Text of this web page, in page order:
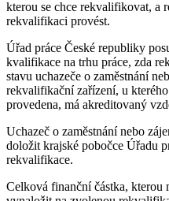
kterou se chce rekvalifikovat, a
rekvalifikaci provést.
Úřad práce České republiky
kvalifikace na trhu práce, zda
stavu uchazeče o zaměstnání
rekvalifikační zařízení, u
provedena, má akreditovaný
Uchazeč o zaměstnání nebo
doložit krajské pobočce Úřadu
rekvalifikace.
Celková finanční částka, kterou